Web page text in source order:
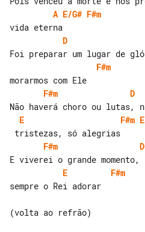
A E/G# F#m
D
F#m
F#m
D
E
F#m E
F#m
D
E
F#m
sempre o Rei adorar
(volta ao refrão)